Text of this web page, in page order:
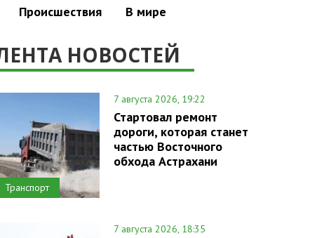
Происшествия В мире
НОВОСТЕЙ
Транспорт
7 августа 2026, 19:22
Стартовал ремонт
дороги, которая станет
частью Восточного
обхода Астрахани
7 августа 2026, 18:35